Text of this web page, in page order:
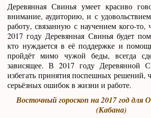
Деревянная Свинья умеет красиво
внимание, аудиторию, и с
работу, связанную с научением кого-
2017 году Деревянная Свинья будет
кто нуждается в её поддержке и
пройдёт мимо чужой беды, всегда
зависящее. В 2017 году Деревянной
избегать принятия поспешных решений,
серьёзных ошибок в жизни и работе.
Восточный гороскоп на 2017 год для
(Кабана)